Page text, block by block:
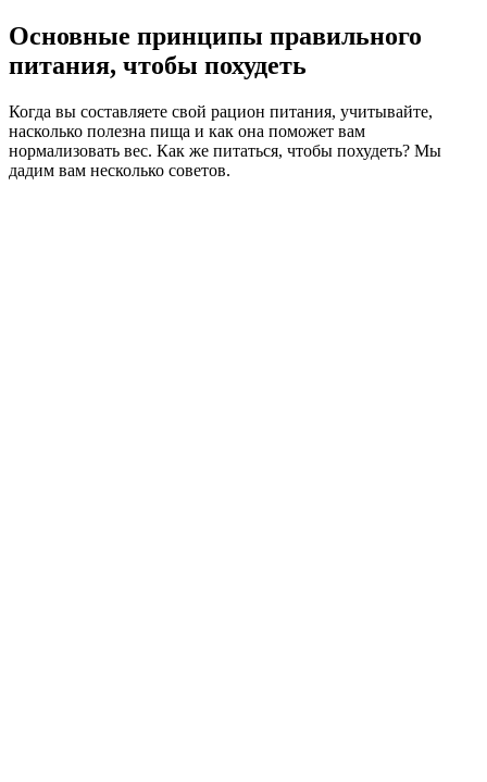
Основные принципы правильного
питания, чтобы похудеть
Когда вы составляете свой рацион питания, учитывайте,
насколько полезна пища и как она поможет вам
нормализовать вес. Как же питаться, чтобы похудеть? Мы
дадим вам несколько советов.